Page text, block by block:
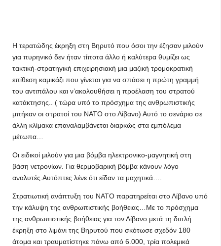
Η τερατώδης έκρηξη στη Βηρυτό που όσοι την έζησαν μιλούν
για πυρηνικό δεν ήταν τίποτα άλλο ή καλύτερα θυμίζει ως
τακτική-στρατηγική επιχειρησιακή μια μαζική τρομοκρατική
επίθεση καμικάζι που γίνεται για να σπάσει η πρώτη γραμμή
του αντιπάλου και ν’ακολουθήσει η προέλαση του στρατού
κατάκτησης.. ( τώρα υπό το πρόσχημα της ανθρωπιστικής
μπήκαν οι στρατοί του ΝΑΤΟ στο Λίβανο) Αυτό το σενάριο σε
άλλη κλίμακα επαναλαμβάνεται διαρκώς στα εμπόλεμα
μέτωπα…
Οι ειδικοί μιλούν για μια βόμβα ηλεκτρονικο-μαγνητική στη
βάση νετρονίων. Για θερμοβαρική βόμβα κάνουν λόγο
αναλυτές.Αυτόπτες λένε ότι είδαν τα μαχητικά….
Στρατιωτική ανάπτυξη του ΝΑΤΟ παρατηρείται στο Λίβανο υπό
την κάλυψη της ανθρωπιστικής βοήθειας…Με το πρόσχημα
της ανθρωπιστικής βοήθειας για τον Λίβανο μετά τη διπλή
έκρηξη στο λιμάνι της Βηρυτού που σκότωσε σχεδόν 180
άτομα και τραυματίστηκε πάνω από 6.000, τρία πολεμικά